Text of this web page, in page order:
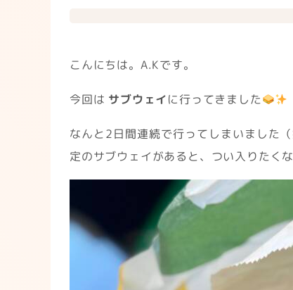
こんにちは。A.Kです。
今回は サブウェイに行ってきました
なんと2日間連続で行ってしまいました
定のサブウェイがあると、つい入りたくな